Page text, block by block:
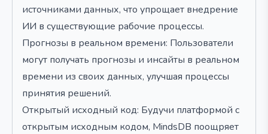
источниками данных, что упрощает внедрение
ИИ в существующие рабочие процессы.
Прогнозы в реальном времени: Пользователи
могут получать прогнозы и инсайты в реальном
времени из своих данных, улучшая процессы
принятия решений.
Открытый исходный код: Будучи платформой с
открытым исходным кодом, MindsDB поощряет